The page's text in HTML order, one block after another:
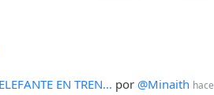
EN TREN... por @Minaith